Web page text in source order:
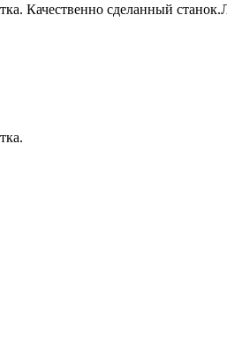
Качественно сделанный